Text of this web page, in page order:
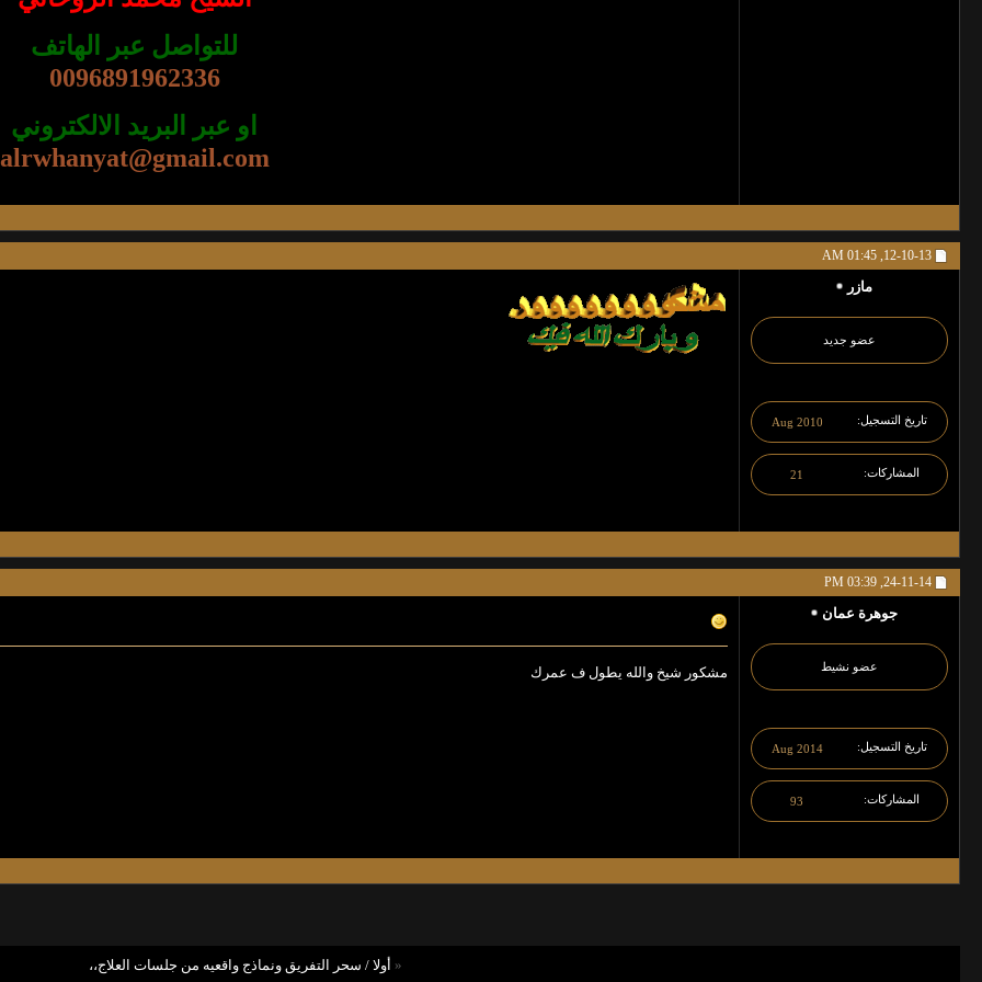
للتواصل عبر الهاتف
0096891962336
او عبر البريد الالكتروني
alrwhanyat@gmail.com
12-10-13,
01:45 AM
مازر
عضو جديد
تاريخ التسجيل Aug 2010
المشاركات 21
24-11-14,
03:39 PM
جوهرة عمان
عضو نشيط
تاريخ التسجيل Aug 2014
المشاركات 93
مشكور شيخ والله يطول ف عمرك
« أولا / سحر التفريق ونماذج واقعيه من جلسات العلاج،،